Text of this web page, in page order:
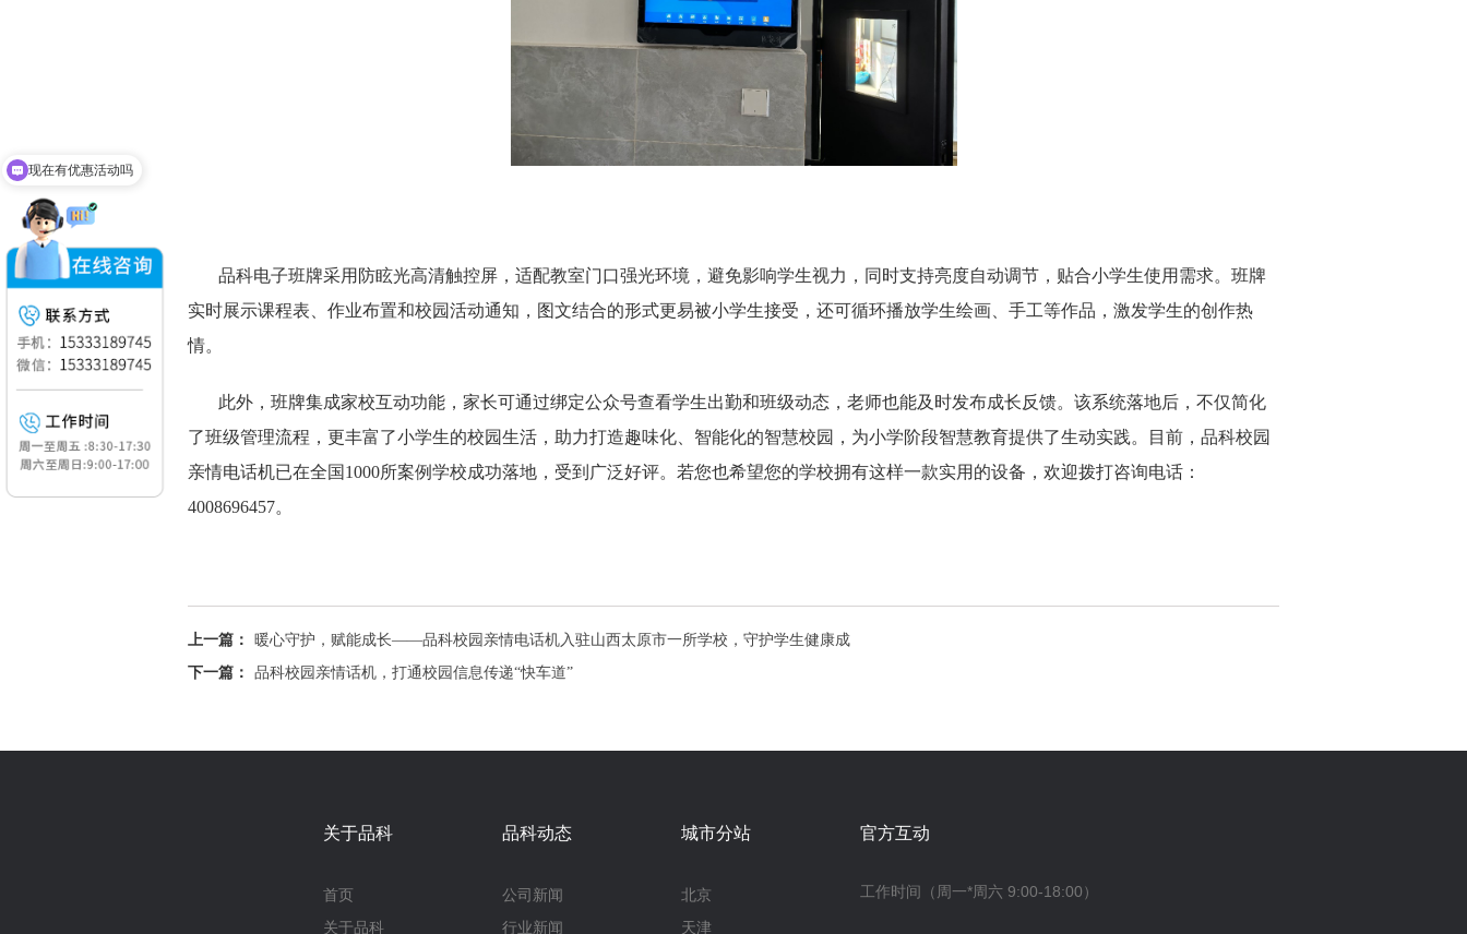
品科电子班牌采用防眩光高清触控屏，适配教室门口强光环境，避免影响学生视力，同时支持亮度自动调节，贴合小学生使用需求。班牌
实时展示课程表、作业布置和校园活动通知，图文结合的形式更易被小学生接受，还可循环播放学生绘画、手工等作品，激发学生的创作热
情。
此外，班牌集成家校互动功能，家长可通过绑定公众号查看学生出勤和班级动态，老师也能及时发布成长反馈。该系统落地后，不仅简化
了班级管理流程，更丰富了小学生的校园生活，助力打造趣味化、智能化的智慧校园，为小学阶段智慧教育提供了生动实践。
目前，品科校园
亲情电话机已在全国1000所案例学校成功落地，受到广泛好评。若您也希望您的学校拥有这样一款实用的设备，欢迎拨打咨询电话：
4008696457。
上一篇：
暖心守护，赋能成长——品科校园亲情电话机入驻山西太原市一所学校，守护学生健康成
下一篇：
品科校园亲情话机，打通校园信息传递“快车道”
关于品科
首页
关于品科
品科动态
公司新闻
行业新闻
城市分站
北京
天津
官方互动
工作时间（周一*周六 9:00-18:00）
现在有优惠活动吗